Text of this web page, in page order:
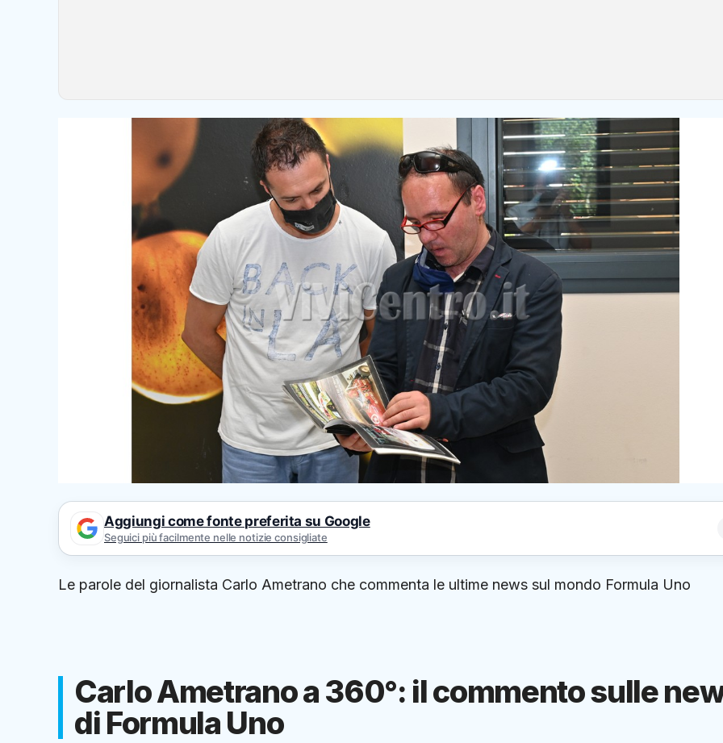
Aggiungi come fonte preferita su Google
Seguici più facilmente nelle notizie consigliate
Le parole del giornalista Carlo Ametrano che commenta le ultime news sul mondo Formula Uno
Carlo Ametrano a 360°: il commento sulle
di Formula Uno